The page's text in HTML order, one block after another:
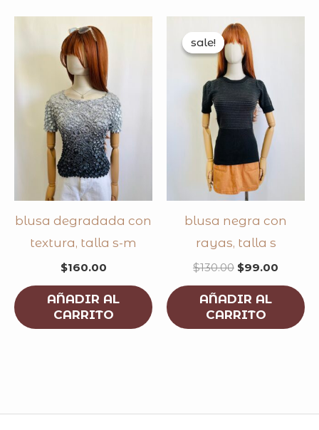
blusa degradada con
textura, talla s-m
$160.00
AÑADIR AL
CARRITO
sale!
sale!
blusa negra con
rayas, talla s
$130.00
original
price
was:
$130.00.
$99.00
AÑADIR AL
CARRITO